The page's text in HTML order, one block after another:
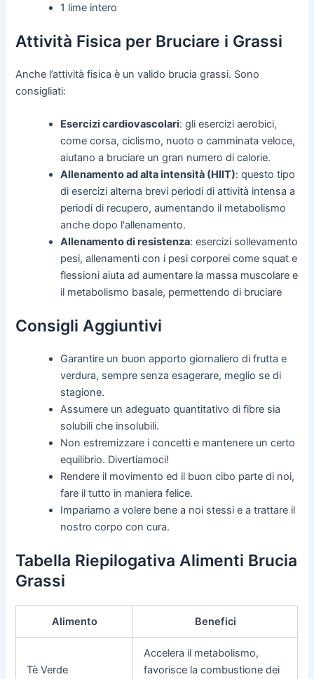
1 lime intero
Attività Fisica per Bruciare i Grassi
Anche l’attività fisica è un valido brucia grassi. Sono
consigliati:
Esercizi cardiovascolari: gli esercizi aerobici,
come corsa, ciclismo, nuoto o camminata veloce,
aiutano a bruciare un gran numero di calorie.
Allenamento ad alta intensità (HIIT): questo tipo
di esercizi alterna brevi periodi di attività intensa a
periodi di recupero, aumentando il metabolismo
anche dopo l'allenamento.
Allenamento di resistenza: esercizi sollevamento
pesi, allenamenti con i pesi corporei come squat e
flessioni aiuta ad aumentare la massa muscolare e
il metabolismo basale, permettendo di bruciare
Consigli Aggiuntivi
Garantire un buon apporto giornaliero di frutta e
verdura, sempre senza esagerare, meglio se di
stagione.
Assumere un adeguato quantitativo di fibre sia
solubili che insolubili.
Non estremizzare i concetti e mantenere un certo
equilibrio. Divertiamoci!
Rendere il movimento ed il buon cibo parte di noi,
fare il tutto in maniera felice.
Impariamo a volere bene a noi stessi e a trattare il
nostro corpo con cura.
Tabella Riepilogativa Alimenti Brucia
Grassi
Alimento Benefici
Tè Verde
Accelera il metabolismo,
favorisce la combustione dei